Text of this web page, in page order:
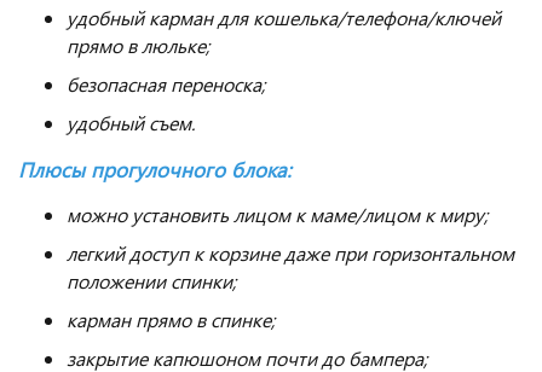
удобный карман для кошелька/телефона/ключей
прямо в люльке;
безопасная переноска;
удобный съем.
Плюсы прогулочного блока:
можно установить лицом к маме/лицом к миру;
легкий доступ к корзине даже при горизонтальном
положении спинки;
карман прямо в спинке;
закрытие капюшоном почти до бампера;